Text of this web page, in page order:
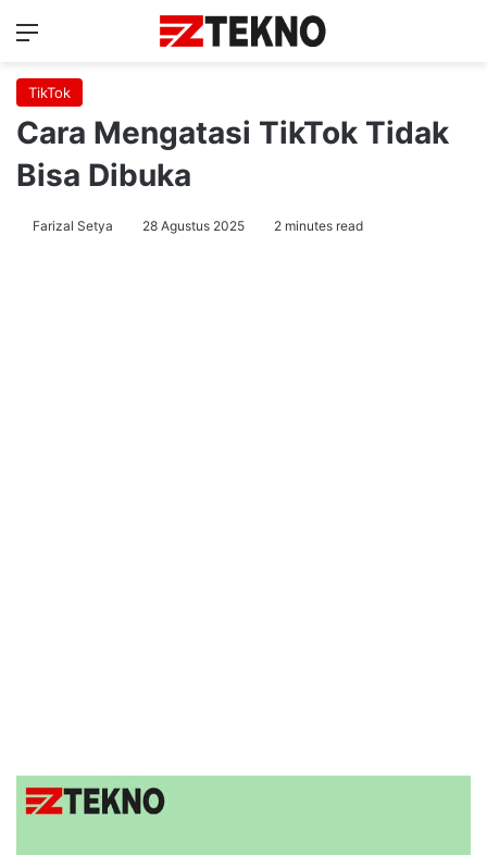
Menu
TikTok
Cara Mengatasi TikTok Tidak
Bisa Dibuka
Farizal Setya 28 Agustus 2025 2 minutes read